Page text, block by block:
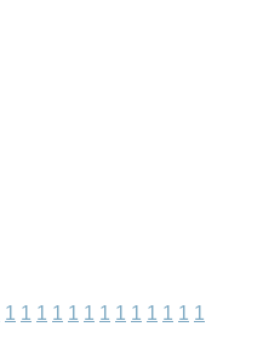
1 1 1 1 1 1 1 1 1 1 1 1 1